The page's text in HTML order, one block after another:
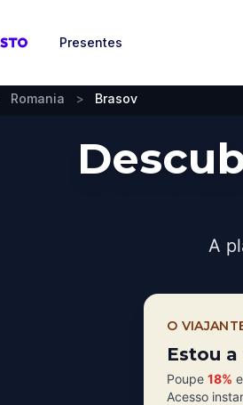
Presentes
Romania > Brasov
A
O
Estou
Poupe 18%
Acesso